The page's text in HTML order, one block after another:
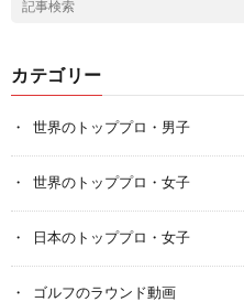
カテゴリー
世界のトッププロ・男子
世界のトッププロ・女子
日本のトッププロ・女子
ゴルフのラウンド動画